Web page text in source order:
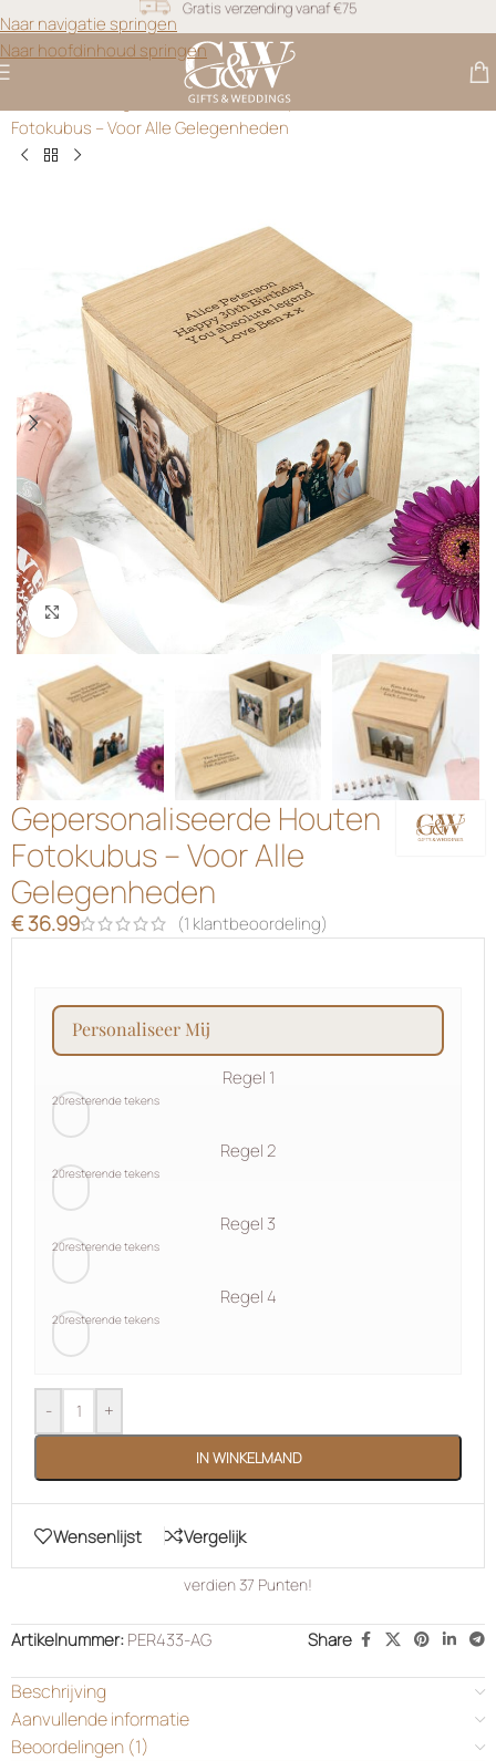
Naar navigatie springen
Naar hoofdinhoud springen
Snel geleverd
Gratis personalisatie
Fotoblokken>Gepersonaliseerde Houten
Fotokubus – Voor Alle Gelegenheden
Klik om te vergroten
Gepersonaliseerde Houten
Fotokubus – Voor Alle
Gelegenheden
€36.99 (1 klantbeoordeling)
personaliseer mij
Regel 1
20resterende tekens
Regel 2
20resterende tekens
Regel 3
20resterende tekens
Regel 4
20resterende tekens
- +
IN WINKELMAND
Wensenlijst Vergelijk
verdien37 Punten!
Artikelnummer:PER433-AG Share
Beschrijving
Aanvullende informatie
Beoordelingen (1)